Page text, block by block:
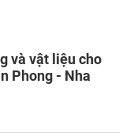
và vật liệu cho
Phong - Nha